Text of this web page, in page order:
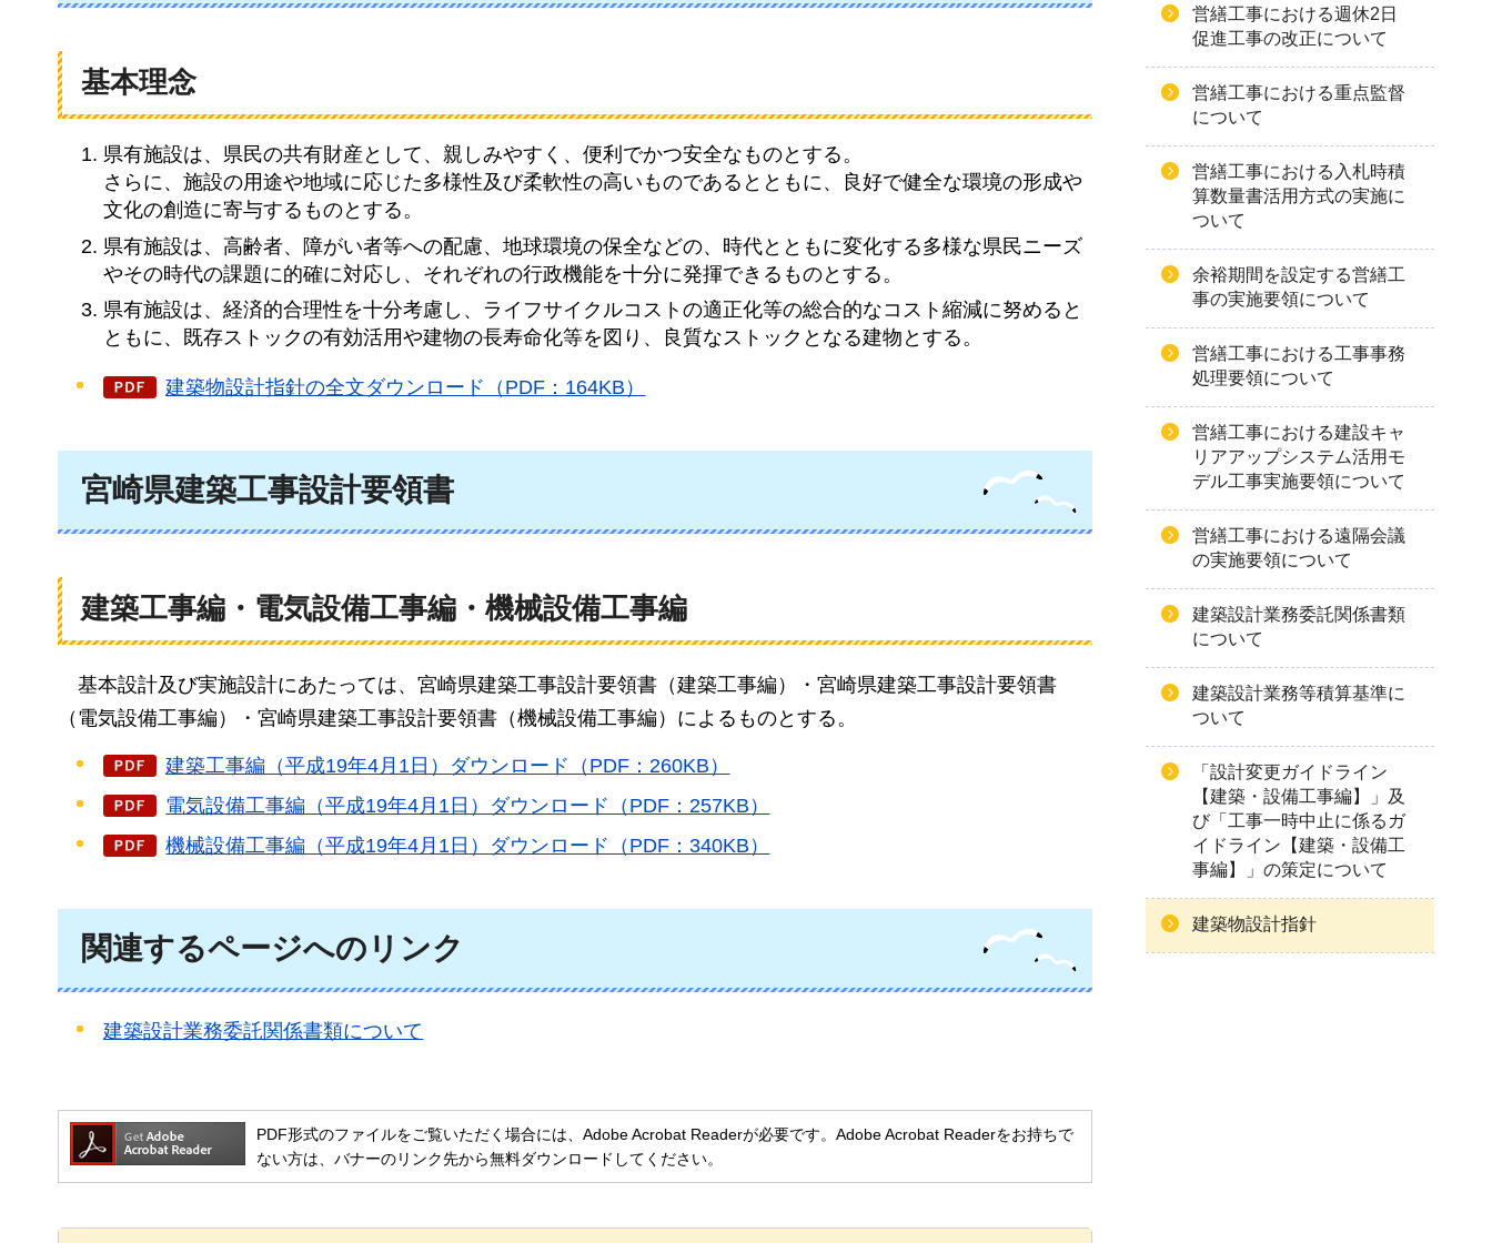
基本理念
県有施設は、県民の共有財産として、親しみやすく、便利でかつ安全なものとする。
さらに、施設の用途や地域に応じた多様性及び柔軟性の高いものであるとともに、良好で健全な環境の形成や
文化の創造に寄与するものとする。
県有施設は、高齢者、障がい者等への配慮、地球環境の保全などの、時代とともに変化する多様な県民ニーズ
やその時代の課題に的確に対応し、それぞれの行政機能を十分に発揮できるものとする。
県有施設は、経済的合理性を十分考慮し、ライフサイクルコストの適正化等の総合的なコスト縮減に努めると
ともに、既存ストックの有効活用や建物の長寿命化等を図り、良質なストックとなる建物とする。
建築物設計指針の全文ダウンロード（PDF：164KB）
宮崎県建築工事設計要領書
建築工事編・電気設備工事編・機械設備工事編
基本設計及び実施設計にあたっては、宮崎県建築工事設計要領書（建築工事編）・宮崎県建築工事設計要領書
（電気設備工事編）・宮崎県建築工事設計要領書（機械設備工事編）によるものとする。
建築工事編（平成19年4月1日）ダウンロード（PDF：260KB）
電気設備工事編（平成19年4月1日）ダウンロード（PDF：257KB）
機械設備工事編（平成19年4月1日）ダウンロード（PDF：340KB）
関連するページへのリンク
建築設計業務委託関係書類について
PDF形式のファイルをご覧いただく場合には、Adobe Acrobat Readerが必要です。Adobe Acrobat Readerをお持ちで
ない方は、バナーのリンク先から無料ダウンロードしてください。
営繕工事における週休2日
促進工事の改正について
営繕工事における重点監督
について
営繕工事における入札時積
算数量書活用方式の実施に
ついて
余裕期間を設定する営繕工
事の実施要領について
営繕工事における工事事務
処理要領について
営繕工事における建設キャ
リアアップシステム活用モ
デル工事実施要領について
営繕工事における遠隔会議
の実施要領について
建築設計業務委託関係書類
について
建築設計業務等積算基準に
ついて
「設計変更ガイドライン
【建築・設備工事編】」及
び「工事一時中止に係るガ
イドライン【建築・設備工
事編】」の策定について
建築物設計指針